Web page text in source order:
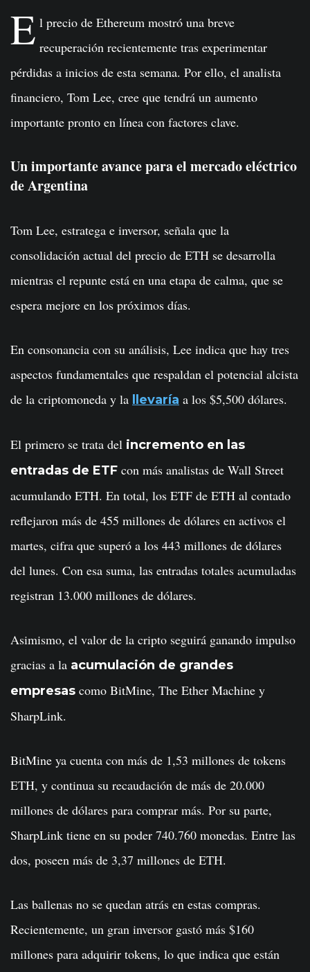
E l precio de Ethereum mostró una breve
recuperación recientemente tras experimentar
pérdidas a inicios de esta semana. Por ello, el analista
financiero, Tom Lee, cree que tendrá un aumento
importante pronto en línea con factores clave.
Un importante avance para el mercado eléctrico
de Argentina
Tom Lee, estratega e inversor, señala que la
consolidación actual del precio de ETH se desarrolla
mientras el repunte está en una etapa de calma, que se
espera mejore en los próximos días.
En consonancia con su análisis, Lee indica que hay tres
aspectos fundamentales que respaldan el potencial alcista
de la criptomoneda y la
llevaría a los $5,500 dólares.
El primero se trata del incremento en las
entradas de ETF con más analistas de Wall Street
acumulando ETH. En total, los ETF de ETH al contado
reflejaron más de 455 millones de dólares en activos el
martes, cifra que superó a los 443 millones de dólares
del lunes. Con esa suma, las entradas totales acumuladas
registran 13.000 millones de dólares.
Asimismo, el valor de la cripto seguirá ganando impulso
gracias a la acumulación de grandes
empresas como BitMine, The Ether Machine y
SharpLink.
BitMine ya cuenta con más de 1,53 millones de tokens
ETH, y continua su recaudación de más de 20.000
millones de dólares para comprar más. Por su parte,
SharpLink tiene en su poder 740.760 monedas. Entre las
dos, poseen más de 3,37 millones de ETH.
Las ballenas no se quedan atrás en estas compras.
Recientemente, un gran inversor gastó más $160
millones para adquirir tokens, lo que indica que están